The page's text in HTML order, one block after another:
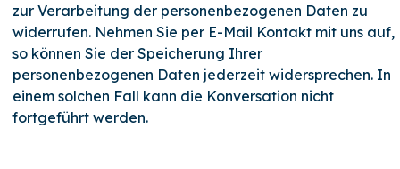
zur Verarbeitung der personenbezogenen Daten zu
widerrufen. Nehmen Sie per E-Mail Kontakt mit uns auf,
so können Sie der Speicherung Ihrer
personenbezogenen Daten jederzeit widersprechen. In
einem solchen Fall kann die Konversation nicht
fortgeführt werden.